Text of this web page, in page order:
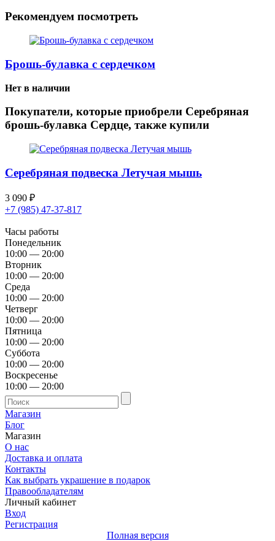
Рекомендуем посмотреть
Брошь-булавка с сердечком
Нет в наличии
Покупатели, которые приобрели Серебряная
брошь-булавка Сердце, также купили
Серебряная подвеска Летучая мышь
3 090 ₽
+7 (985) 47-37-817
Часы работы
Понедельник
10:00 — 20:00
Вторник
10:00 — 20:00
Среда
10:00 — 20:00
Четверг
10:00 — 20:00
Пятница
10:00 — 20:00
Суббота
10:00 — 20:00
Воскресенье
10:00 — 20:00
Магазин
Блог
Магазин
О нас
Доставка и оплата
Контакты
Как выбрать украшение в подарок
Правообладателям
Личный кабинет
Вход
Регистрация
Полная версия